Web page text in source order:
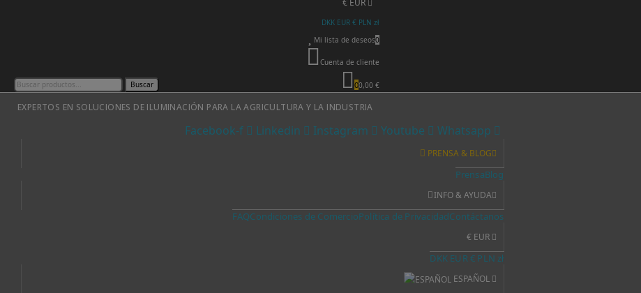
€ EUR
DKK EUR € PLN zł
Mi lista de deseos0
Cuenta de cliente
00,00 €
Buscar
EXPERTOS EN SOLUCIONES DE ILUMINACIÓN PARA LA AGRICULTURA Y LA INDUSTRIA
Facebook-f Linkedin Instagram Youtube Whatsapp
PRENSA & BLOG
PrensaBlog
INFO & AYUDA
FAQCondiciones de ComercioPolítica de PrivacidadContáctanos
€ EUR
DKK EUR € PLN zł
ESPAÑOL